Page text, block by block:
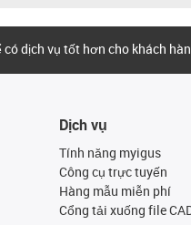
dịch vụ tốt hơn cho khách
Dịch vụ
Tính năng myigus
Công cụ trực tuyến
Hàng mẫu miễn phí
Cổng tải xuống file